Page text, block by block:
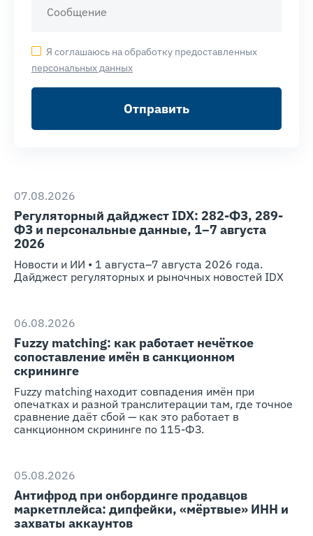
Я соглашаюсь на обработку предоставленных
персональных данных
Отправить
07.08.2026
Регуляторный дайджест IDX: 282-ФЗ, 289-
ФЗ и персональные данные, 1–7 августа
2026
Новости и ИИ • 1 августа–7 августа 2026 года.
Дайджест регуляторных и рыночных новостей IDX
06.08.2026
Fuzzy matching: как работает нечёткое
сопоставление имён в санкционном
скрининге
Fuzzy matching находит совпадения имён при
опечатках и разной транслитерации там, где точное
сравнение даёт сбой — как это работает в
санкционном скрининге по 115-ФЗ.
05.08.2026
Антифрод при онбординге продавцов
маркетплейса: дипфейки, «мёртвые» ИНН и
захваты аккаунтов